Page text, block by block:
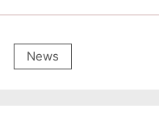
News